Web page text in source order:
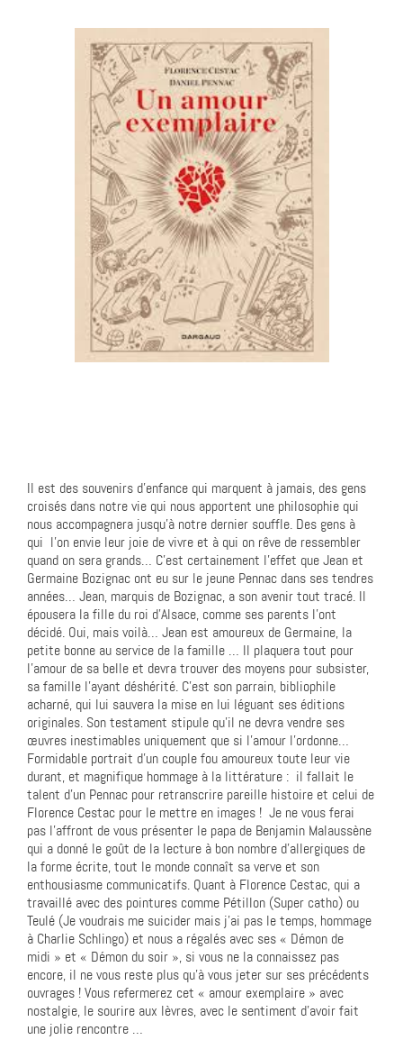
Il est des souvenirs d’enfance qui marquent à jamais, des gens
croisés dans notre vie qui nous apportent une philosophie qui
nous accompagnera jusqu’à notre dernier souffle. Des gens à
qui l’on envie leur joie de vivre et à qui on rêve de ressembler
quand on sera grands… C’est certainement l’effet que Jean et
Germaine Bozignac ont eu sur le jeune Pennac dans ses tendres
années… Jean, marquis de Bozignac, a son avenir tout tracé. Il
épousera la fille du roi d’Alsace, comme ses parents l’ont
décidé. Oui, mais voilà… Jean est amoureux de Germaine, la
petite bonne au service de la famille … Il plaquera tout pour
l’amour de sa belle et devra trouver des moyens pour subsister,
sa famille l’ayant déshérité. C’est son parrain, bibliophile
acharné, qui lui sauvera la mise en lui léguant ses éditions
originales. Son testament stipule qu’il ne devra vendre ses
œuvres inestimables uniquement que si l’amour l’ordonne…
Formidable portrait d’un couple fou amoureux toute leur vie
durant, et magnifique hommage à la littérature : il fallait le
talent d’un Pennac pour retranscrire pareille histoire et celui de
Florence Cestac pour le mettre en images ! Je ne vous ferai
pas l’affront de vous présenter le papa de Benjamin Malaussène
qui a donné le goût de la lecture à bon nombre d’allergiques de
la forme écrite, tout le monde connaît sa verve et son
enthousiasme communicatifs. Quant à Florence Cestac, qui a
travaillé avec des pointures comme Pétillon (Super catho) ou
Teulé (Je voudrais me suicider mais j’ai pas le temps, hommage
à Charlie Schlingo) et nous a régalés avec ses « Démon de
midi » et « Démon du soir », si vous ne la connaissez pas
encore, il ne vous reste plus qu’à vous jeter sur ses précédents
ouvrages ! Vous refermerez cet « amour exemplaire » avec
nostalgie, le sourire aux lèvres, avec le sentiment d’avoir fait
une jolie rencontre …